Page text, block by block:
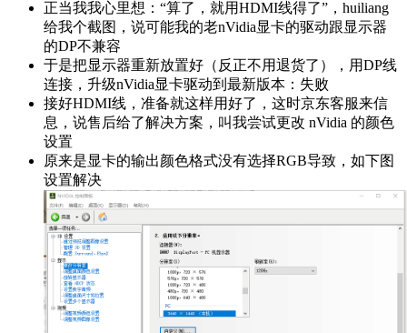
正当我我心里想：“算了，就用HDMI线得了”，huiliang
给我个截图，说可能我的老nVidia显卡的驱动跟显示器
的DP不兼容
于是把显示器重新放置好（反正不用退货了），用DP线
连接，升级nVidia显卡驱动到最新版本：失败
接好HDMI线，准备就这样用好了，这时京东客服来信
息，说售后给了解决方案，叫我尝试更改 nVidia 的颜色
设置
原来是显卡的输出颜色格式没有选择RGB导致，如下图
设置解决